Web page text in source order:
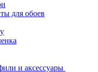
для обоев
и аксессуары